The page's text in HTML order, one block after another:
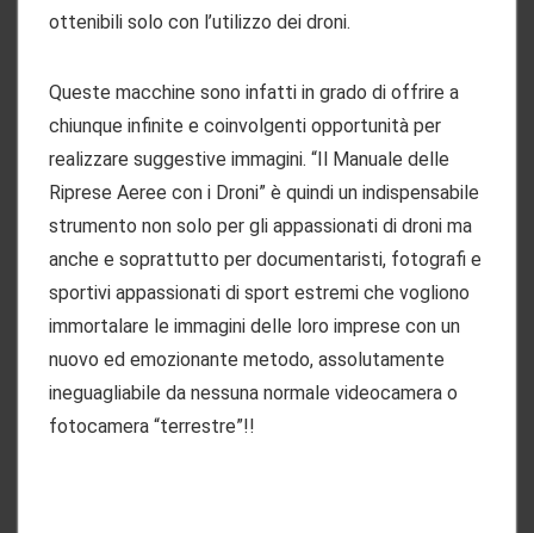
ottenibili solo con l’utilizzo dei droni.
Queste macchine sono infatti in grado di offrire a
chiunque infinite e coinvolgenti opportunità per
realizzare suggestive immagini. “Il Manuale delle
Riprese Aeree con i Droni” è quindi un indispensabile
strumento non solo per gli appassionati di droni ma
anche e soprattutto per documentaristi, fotografi e
sportivi appassionati di sport estremi che vogliono
immortalare le immagini delle loro imprese con un
nuovo ed emozionante metodo, assolutamente
ineguagliabile da nessuna normale videocamera o
fotocamera “terrestre”!!